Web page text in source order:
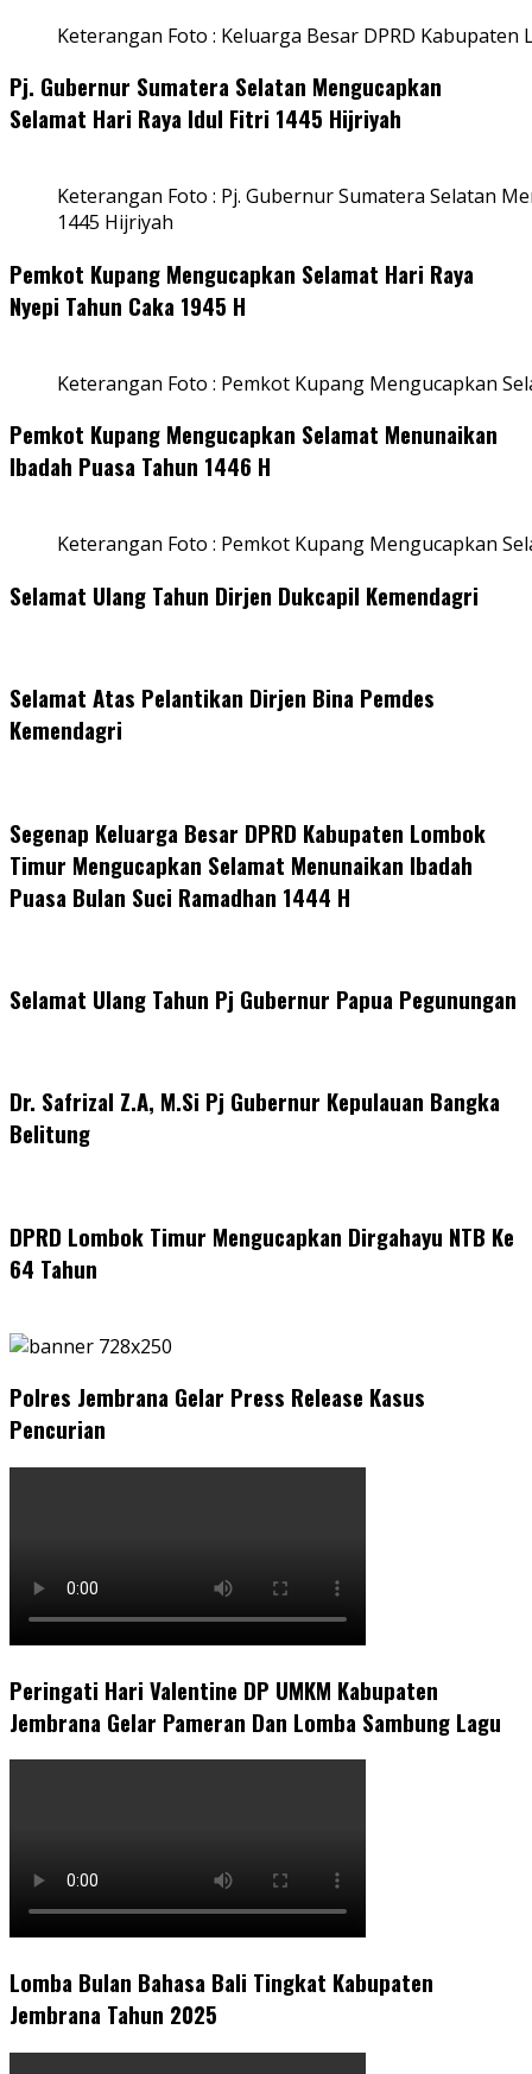
Keterangan Foto : Keluarga Besar DPRD
Pj. Gubernur Sumatera Selatan Mengucapkan
Selamat Hari Raya Idul Fitri 1445 Hijriyah
Keterangan Foto : Pj. Gubernur Sumatera Selatan
1445 Hijriyah
Pemkot Kupang Mengucapkan Selamat Hari Raya
Nyepi Tahun Caka 1945 H
Keterangan Foto : Pemkot Kupang Mengucapkan
Pemkot Kupang Mengucapkan Selamat Menunaikan
Ibadah Puasa Tahun 1446 H
Keterangan Foto : Pemkot Kupang Mengucapkan
Selamat Ulang Tahun Dirjen Dukcapil Kemendagri
Selamat Atas Pelantikan Dirjen Bina Pemdes
Kemendagri
Segenap Keluarga Besar DPRD Kabupaten Lombok
Timur Mengucapkan Selamat Menunaikan Ibadah
Puasa Bulan Suci Ramadhan 1444 H
Selamat Ulang Tahun Pj Gubernur Papua Pegunungan
Dr. Safrizal Z.A, M.Si Pj Gubernur Kepulauan Bangka
Belitung
DPRD Lombok Timur Mengucapkan Dirgahayu NTB Ke
64 Tahun
Polres Jembrana Gelar Press Release Kasus
Pencurian
Peringati Hari Valentine DP UMKM Kabupaten
Jembrana Gelar Pameran Dan Lomba Sambung Lagu
Lomba Bulan Bahasa Bali Tingkat Kabupaten
Jembrana Tahun 2025